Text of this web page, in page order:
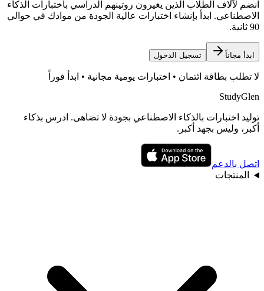
انضم لآلاف الطلاب الذين يغيرون روتينهم الدراسي باختبارات الذكاء
الاصطناعي. ابدأ بإنشاء اختبارات عالية الجودة من موادك في حوالي
90 ثانية.
ابدأ مجاناً تسجيل الدخول
لا تطلب بطاقة ائتمان • اختبارات يومية مجانية • ابدأ فوراً
StudyGlen
توليد اختبارات بالذكاء الاصطناعي بجودة لا تضاهى. ادرس بذكاء
أكبر، وليس بجهد أكبر.
اتصل بالدعم
المنتجات